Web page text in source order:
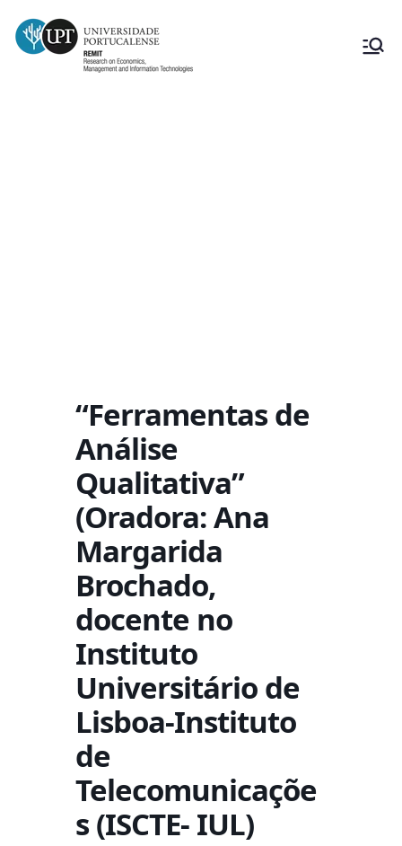
“Ferramentas de
Análise
Qualitativa”
(Oradora: Ana
Margarida
Brochado,
docente no
Instituto
Universitário de
Lisboa-Instituto
de
Telecomunicaçõe
s (ISCTE- IUL)